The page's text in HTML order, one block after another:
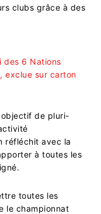
clubs grâce à des
des 6 Nations
exclue sur carton
objectif de pluri-
réfléchit avec la
à toutes les
toutes les
le championnat